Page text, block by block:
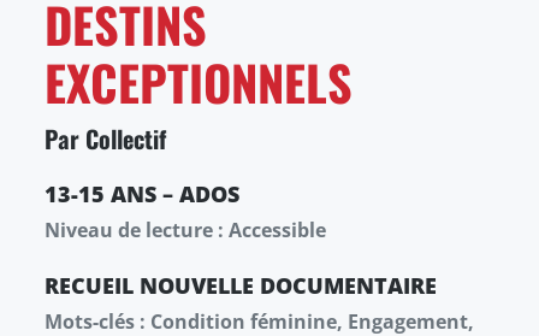
DESTINS
EXCEPTIONNELS
Par Collectif
13-15 ANS – ADOS
Niveau de lecture : Accessible
RECUEIL NOUVELLE DOCUMENTAIRE
Mots-clés : Condition féminine, Engagement,